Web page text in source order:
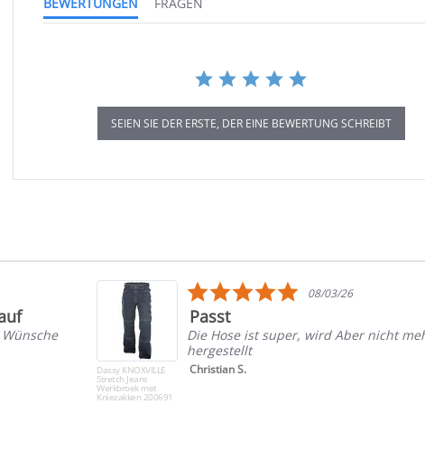
SEIEN SIE DER ERSTE, DER EINE BEWERTUNG SCHREIBT
Dassy KNOXVILLE
Stretch Jeans
Werkbroek met
Kniezakken 200691
5.0
star
08/03/26
Passt
Die Hose ist super, wird Aber nicht
hergestellt
Christian S.